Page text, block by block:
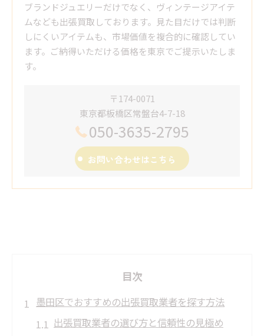
ブランドジュエリーだけでなく、ヴィンテージアイテ
ムなども出張買取しております。見た目だけでは判断
しにくいアイテムも、市場価値を複合的に確認してい
ます。ご納得いただける価格を東京でご提示いたしま
す。
〒174-0071
東京都板橋区常盤台4-7-18
050-3635-2795
お問い合わせはこちら
目次
墨田区でおすすめの出張買取業者を探す方法
出張買取業者の選び方と信頼性の見極め